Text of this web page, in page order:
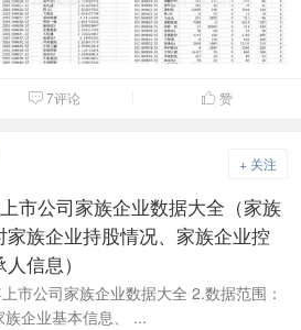
 7评论  赞
+ 关注
上市公司家族企业数据大全（家族
族企业持股情况、家族企业控
信息）
市公司家族企业数据大全 2.数据范围：
企业基本信息、 ...